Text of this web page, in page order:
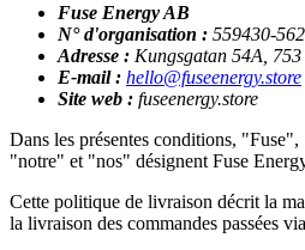
Fuse Energy AB
N° d'organisation : 559430-
Adresse : Kungsgatan 54A,
E-mail : hello@fuseenergy.store
Site web : fuseenergy.store
Dans les présentes conditions,
"notre" et "nos" désignent Fuse
Cette politique de livraison décrit la
la livraison des commandes passées